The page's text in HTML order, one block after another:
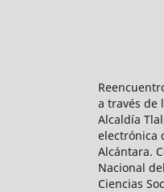
a través de
Alcaldía
electrónica
Alcántara.
Nacional
Ciencias